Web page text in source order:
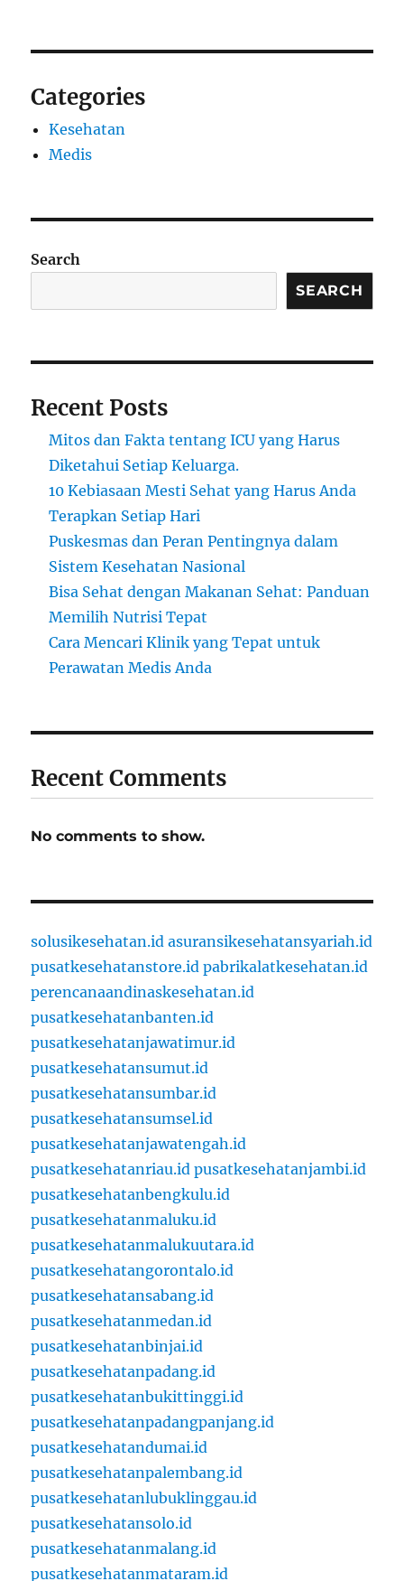
Categories
Kesehatan
Medis
Search
SEARCH
Recent Posts
Mitos dan Fakta tentang ICU yang Harus
Diketahui Setiap Keluarga.
10 Kebiasaan Mesti Sehat yang Harus Anda
Terapkan Setiap Hari
Puskesmas dan Peran Pentingnya dalam
Sistem Kesehatan Nasional
Bisa Sehat dengan Makanan Sehat: Panduan
Memilih Nutrisi Tepat
Cara Mencari Klinik yang Tepat untuk
Perawatan Medis Anda
Recent Comments
No comments to show.
solusikesehatan.id asuransikesehatansyariah.id
pusatkesehatanstore.id pabrikalatkesehatan.id
perencanaandinaskesehatan.id
pusatkesehatanbanten.id
pusatkesehatanjawatimur.id
pusatkesehatansumut.id
pusatkesehatansumbar.id
pusatkesehatansumsel.id
pusatkesehatanjawatengah.id
pusatkesehatanriau.id pusatkesehatanjambi.id
pusatkesehatanbengkulu.id
pusatkesehatanmaluku.id
pusatkesehatanmalukuutara.id
pusatkesehatangorontalo.id
pusatkesehatansabang.id
pusatkesehatanmedan.id
pusatkesehatanbinjai.id
pusatkesehatanpadang.id
pusatkesehatanbukittinggi.id
pusatkesehatanpadangpanjang.id
pusatkesehatandumai.id
pusatkesehatanpalembang.id
pusatkesehatanlubuklinggau.id
pusatkesehatansolo.id
pusatkesehatanmalang.id
pusatkesehatanmataram.id